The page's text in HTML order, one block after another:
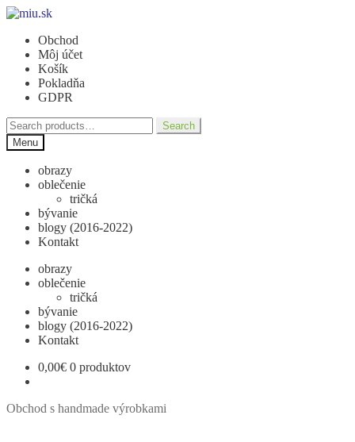
Preskočiť
navigáciu
Preskočiť
obsah
Obchod
Môj účet
Košík
Pokladňa
GDPR
Search
for:
Search
Menu
obrazy
oblečenie
tričká
bývanie
blogy (2016-2022)
Kontakt
obrazy
oblečenie
tričká
bývanie
blogy (2016-2022)
Kontakt
0,00€ 0 produktov
Obchod s handmade výrobkami